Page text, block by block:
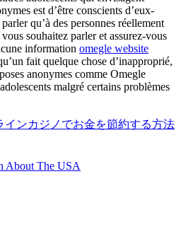
est d’être conscients d’eux-
qu’à des personnes réellement
souhaitez parler et assurez-vous
information omegle website
fait quelque chose d’inapproprié,
anonymes comme Omegle
malgré certains problèmes
インカジノでお金を節約する方法
About The USA